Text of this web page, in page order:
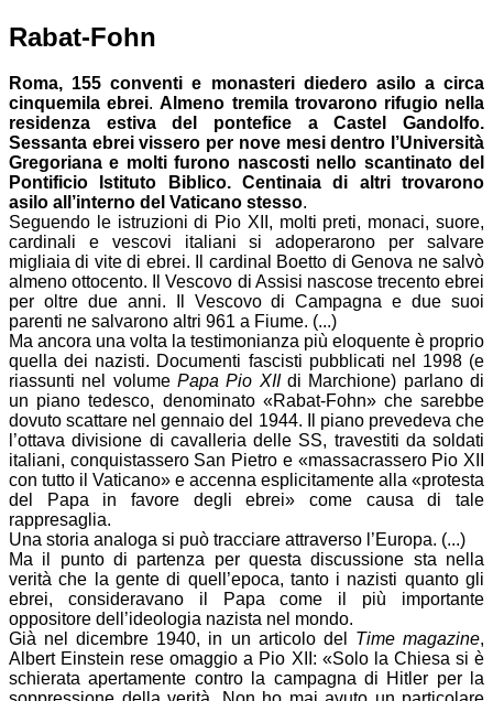
Rabat-Fohn
Roma, 155 conventi e monasteri diedero asilo a circa
cinquemila ebrei.Almeno tremila trovarono rifugio nella
residenza estiva del pontefice a Castel Gandolfo.
Sessanta ebrei vissero per nove mesi dentro l’Università
Gregoriana e molti furono nascosti nello scantinato del
Pontificio Istituto Biblico. Centinaia di altri trovarono
asilo all’interno del Vaticano stesso.
Seguendo le istruzioni di Pio XII, molti preti, monaci, suore,
cardinali e vescovi italiani si adoperarono per salvare
migliaia di vite di ebrei. Il cardinal Boetto di Genova ne salvò
almeno ottocento. Il Vescovo di Assisi nascose trecento ebrei
per oltre due anni. Il Vescovo di Campagna e due suoi
parenti ne salvarono altri 961 a Fiume. (...)
Ma ancora una volta la testimonianza più eloquente è proprio
quella dei nazisti. Documenti fascisti pubblicati nel 1998 (e
riassunti nel volume Papa Pio XIIdi Marchione) parlano di
un piano tedesco, denominato «Rabat-Fohn» che sarebbe
dovuto scattare nel gennaio del 1944. Il piano prevedeva che
l’ottava divisione di cavalleria delle SS, travestiti da soldati
italiani, conquistassero San Pietro e «massacrassero Pio XII
con tutto il Vaticano» e accenna esplicitamente alla «protesta
del Papa in favore degli ebrei» come causa di tale
rappresaglia.
Una storia analoga si può tracciare attraverso l’Europa. (...)
Ma il punto di partenza per questa discussione sta nella
verità che la gente di quell’epoca, tanto i nazisti quanto gli
ebrei, consideravano il Papa come il più importante
oppositore dell’ideologia nazista nel mondo.
Già nel dicembre 1940, in un articolo del Time magazine,
Albert Einstein rese omaggio a Pio XII: «Solo la Chiesa si è
schierata apertamente contro la campagna di Hitler per la